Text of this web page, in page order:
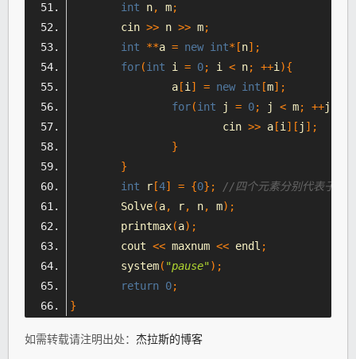
int n, m;
	cin
>> n >> m;
int
**a = new int*[n];
for(int i = 0; i < n; ++i ){
		a
[i ] = new int [m];
for(int j = 0; j < m; ++j
			cin
>> a [i ][ j ];
}
}
int r [4] = {0};
//四个元素分别代表子矩
Solve(a, r, n, m);
	printmax
(a);
	cout
<< maxnum << endl ;
	system
( "pause" );
return 0;
}
如需转载请注明出处： 杰拉斯的博客